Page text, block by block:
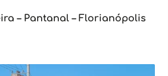
– Pantanal – Florianópolis